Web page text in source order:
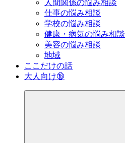
人間関係の悩み相談
仕事の悩み相談
学校の悩み相談
健康・病気の悩み相談
美容の悩み相談
地域
ここだけの話
大人向け🔞